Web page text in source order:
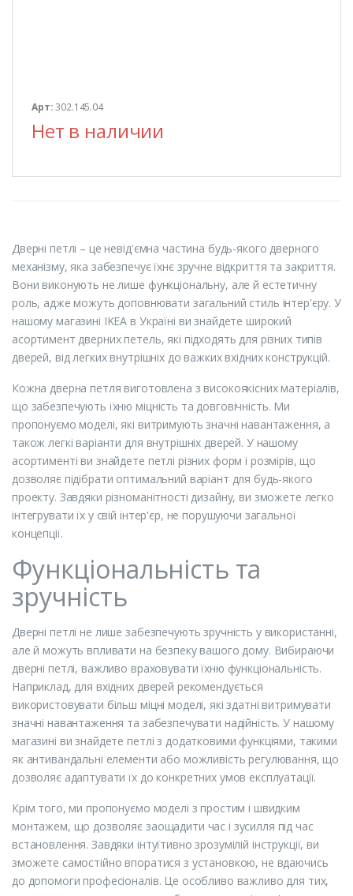
Арт:302.145.04
Нет в наличии
Дверні петлі – це невід'ємна частина будь-якого дверного
механізму, яка забезпечує їхнє зручне відкриття та закриття.
Вони виконують не лише функціональну, але й естетичну
роль, адже можуть доповнювати загальний стиль інтер'єру. У
нашому магазині IKEA в Україні ви знайдете широкий
асортимент дверних петель, які підходять для різних типів
дверей, від легких внутрішніх до важких вхідних конструкцій.
Кожна дверна петля виготовлена з високоякісних матеріалів,
що забезпечують їхню міцність та довговічність. Ми
пропонуємо моделі, які витримують значні навантаження, а
також легкі варіанти для внутрішніх дверей. У нашому
асортименті ви знайдете петлі різних форм і розмірів, що
дозволяє підібрати оптимальний варіант для будь-якого
проекту. Завдяки різноманітності дизайну, ви зможете легко
інтегрувати їх у свій інтер'єр, не порушуючи загальної
концепції.
Функціональність та
зручність
Дверні петлі не лише забезпечують зручність у використанні,
але й можуть впливати на безпеку вашого дому. Вибираючи
дверні петлі, важливо враховувати їхню функціональність.
Наприклад, для вхідних дверей рекомендується
використовувати більш міцні моделі, які здатні витримувати
значні навантаження та забезпечувати надійність. У нашому
магазині ви знайдете петлі з додатковими функціями, такими
як антивандальні елементи або можливість регулювання, що
дозволяє адаптувати їх до конкретних умов експлуатації.
Крім того, ми пропонуємо моделі з простим і швидким
монтажем, що дозволяє заощадити час і зусилля під час
встановлення. Завдяки інтуїтивно зрозумілій інструкції, ви
зможете самостійно впоратися з установкою, не вдаючись
до допомоги професіоналів. Це особливо важливо для тих,